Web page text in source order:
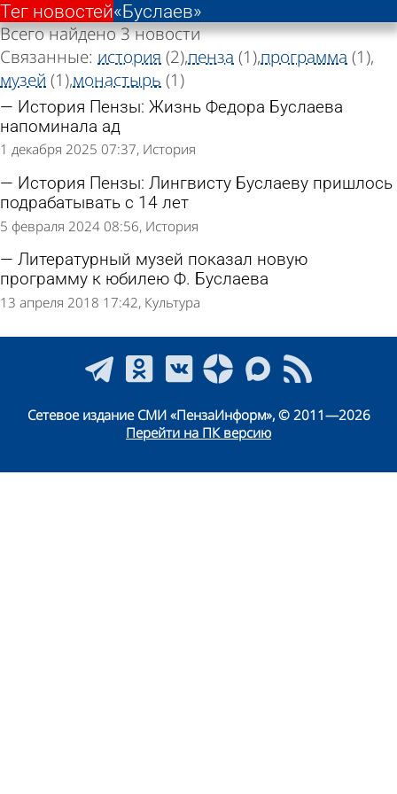
«Буслаев»
Тег новостей
Всего найдено 3 новости
Связанные: история (2)пенза (1)программа (1)
музей (1)монастырь (1)
История Пензы: Жизнь Федора Буслаева
напоминала ад
1 декабря 2025 07:37 История
История Пензы: Лингвисту Буслаеву пришлось
подрабатывать с 14 лет
5 февраля 2024 08:56 История
Литературный музей показал новую
программу к юбилею Ф. Буслаева
13 апреля 2018 17:42 Культура
Сетевое издание СМИ «ПензаИнформ», © 2011—2026
Перейти на ПК версию